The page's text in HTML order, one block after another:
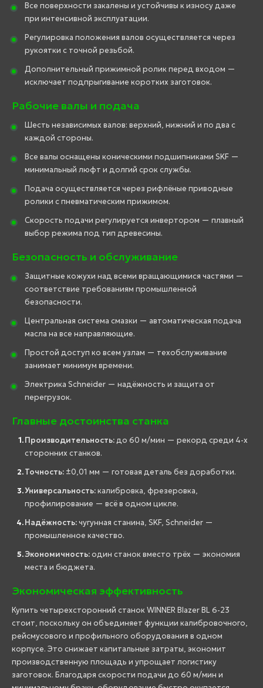
Все поверхности закалены и устойчивы к износу даже
при интенсивной эксплуатации.
Регулировка положения валов осуществляется через
рукоятки с точной резьбой.
Дополнительный прижимной ролик перед входом —
исключает подпрыгивание коротких заготовок.
Рабочие валы и подача
Шесть независимых валов: верхний, нижний и по два с
каждой стороны.
Все валы оснащены коническими подшипниками SKF —
минимальный люфт и долгий срок службы.
Подача осуществляется через рифлёные приводные
ролики с пневматическим прижимом.
Скорость подачи регулируется инвертором — плавный
выбор режима под тип древесины.
Безопасность и обслуживание
Защитные кожухи над всеми вращающимися частями —
соответствие требованиям промышленной
безопасности.
Центральная система смазки — автоматическая подача
масла на все направляющие.
Простой доступ ко всем узлам — техобслуживание
занимает минимум времени.
Электрика Schneider — надёжность и защита от
перегрузок.
Главные достоинства станка
Производительность:до 60 м/мин — рекорд среди 4-х
сторонних станков.
Точность: ±0,01 мм — готовая деталь без доработки.
Универсальность:калибровка, фрезеровка,
профилирование — всё в одном цикле.
Надёжность:чугунная станина, SKF, Schneider —
промышленное качество.
Экономичность:один станок вместо трёх — экономия
места и бюджета.
Экономическая эффективность
Купить четырехсторонний станок WINNER Blazer BL 6-23
стоит, поскольку он объединяет функции калибровочного,
рейсмусового и профильного оборудования в одном
корпусе. Это снижает капитальные затраты, экономит
производственную площадь и упрощает логистику
заготовок. Благодаря скорости подачи до 60 м/мин и